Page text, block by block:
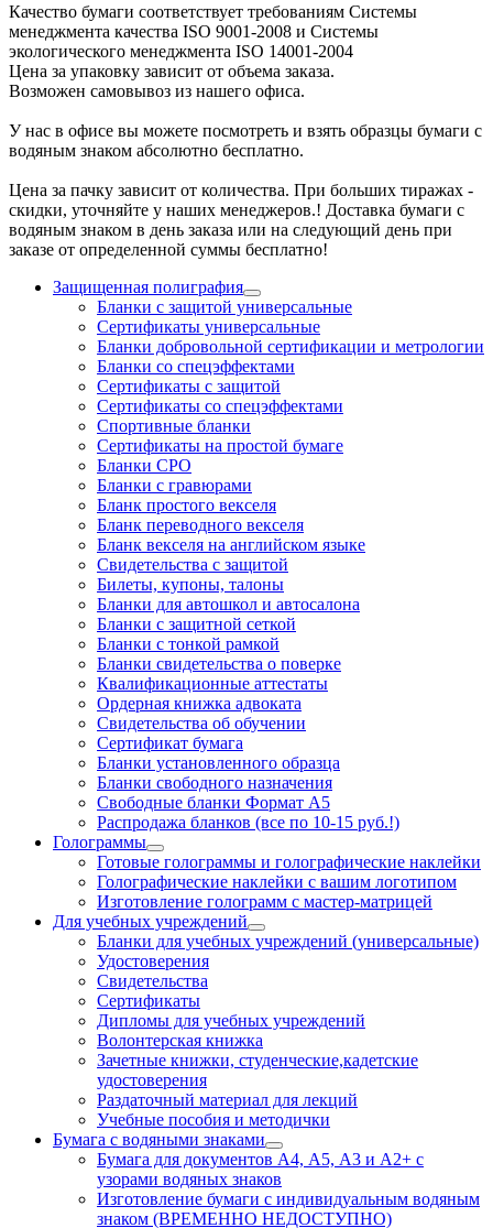
Качество бумаги соответствует требованиям Системы
менеджмента качества ISO 9001-2008 и Системы
экологического менеджмента ISO 14001-2004
Цена за упаковку зависит от объема заказа.
Возможен самовывоз из нашего офиса.
У нас в офисе вы можете посмотреть и взять образцы бумаги с
водяным знаком абсолютно бесплатно.
Цена за пачку зависит от количества. При больших тиражах -
скидки, уточняйте у наших менеджеров.! Доставка бумаги с
водяным знаком в день заказа или на следующий день при
заказе от определенной суммы бесплатно!
Защищенная полиграфия
Бланки с защитой универсальные
Сертификаты универсальные
Бланки добровольной сертификации и метрологии
Бланки со спецэффектами
Сертификаты с защитой
Сертификаты со спецэффектами
Спортивные бланки
Cертификаты на простой бумаге
Бланки СРО
Бланки с гравюрами
Бланк простого векселя
Бланк переводного векселя
Бланк векселя на английском языке
Свидетельства с защитой
Билеты, купоны, талоны
Бланки для автошкол и автосалона
Бланки с защитной сеткой
Бланки с тонкой рамкой
Бланки свидетельства о поверке
Квалификационные аттестаты
Ордерная книжка адвоката
Свидетельства об обучении
Сертификат бумага
Бланки установленного образца
Бланки свободного назначения
Свободные бланки Формат А5
Распродажа бланков (все по 10-15 руб.!)
Голограммы
Готовые голограммы и голографические наклейки
Голографические наклейки с вашим логотипом
Изготовление голограмм с мастер-матрицей
Для учебных учреждений
Бланки для учебных учреждений (универсальные)
Удостоверения
Свидетельства
Сертификаты
Дипломы для учебных учреждений
Волонтерская книжка
Зачетные книжки, студенческие,кадетские
удостоверения
Раздаточный материал для лекций
Учебные пособия и методички
Бумага с водяными знаками
Бумага для документов А4, А5, А3 и А2+ с
узорами водяных знаков
Изготовление бумаги с индивидуальным водяным
знаком (ВРЕМЕННО НЕДОСТУПНО)